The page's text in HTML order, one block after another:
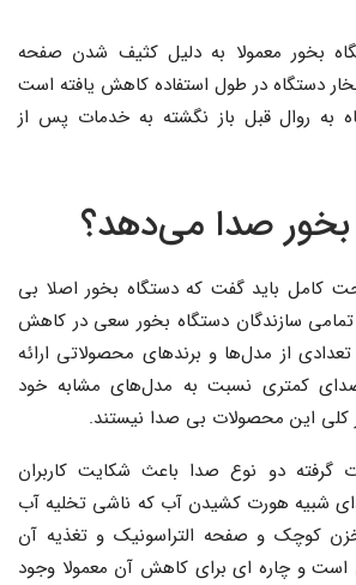
بخور معمولا به دلیل کثیف شدن صفحه
دستگاه در طول استفاده کاهش یافته است
به روال قبل باز نگشته به خدمات پس از
بخور صدا می‌دهد؟
کامل باید گفت که دستگاه بخور اصلا بی
تمامی سازندگان دستگاه بخور سعی در کاهش
از مدل‌ها و برندهای محصولاتی ارائه
صدای کمتری نسبت به مدل‌های مشابه خود
کلی این محصولات بی صدا نیستند.
دو نوع صدا باعث شکایت کاربران
شبیه هورت کشیدن آب که ناشی تخلیه آب
کوچک و صفحه التراسونیک و تغذیه آن
است و چاره ای برای کاهش آن معمولا وجود